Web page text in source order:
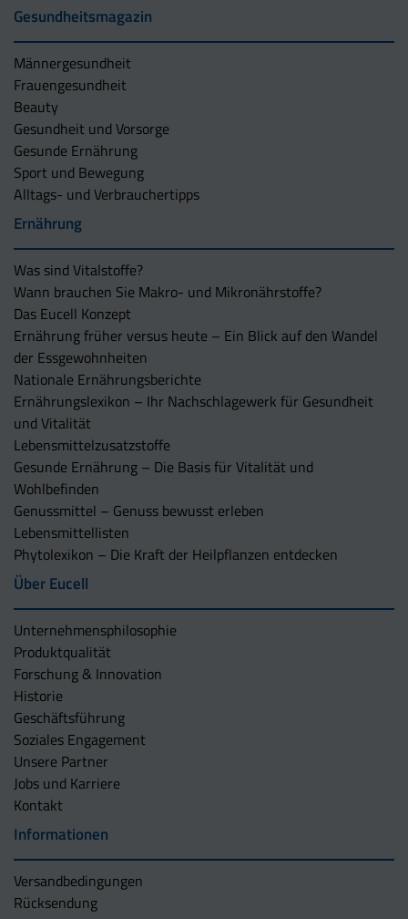
Gesundheitsmagazin
Männergesundheit
Frauengesundheit
Beauty
Gesundheit und Vorsorge
Gesunde Ernährung
Sport und Bewegung
Alltags- und Verbrauchertipps
Ernährung
Was sind Vitalstoffe?
Wann brauchen Sie Makro- und Mikronährstoffe?
Das Eucell Konzept
Ernährung früher versus heute – Ein Blick auf den Wandel
der Essgewohnheiten
Nationale Ernährungsberichte
Ernährungslexikon – Ihr Nachschlagewerk für Gesundheit
und Vitalität
Lebensmittelzusatzstoffe
Gesunde Ernährung – Die Basis für Vitalität und
Wohlbefinden
Genussmittel – Genuss bewusst erleben
Lebensmittellisten
Phytolexikon – Die Kraft der Heilpflanzen entdecken
Über Eucell
Unternehmens­philosophie
Produktqualität
Forschung & Innovation
Historie
Geschäftsführung
Soziales Engagement
Unsere Partner
Jobs und Karriere
Kontakt
Informationen
Versandbedingungen
Rücksendung